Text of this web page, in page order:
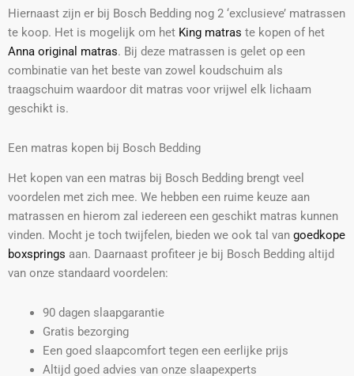
Hiernaast zijn er bij Bosch Bedding nog 2 ‘exclusieve’ matrassen
te koop. Het is mogelijk om het King matras te kopen of het
Anna original matras. Bij deze matrassen is gelet op een
combinatie van het beste van zowel koudschuim als
traagschuim waardoor dit matras voor vrijwel elk lichaam
geschikt is.
Een matras kopen bij Bosch Bedding
Het kopen van een matras bij Bosch Bedding brengt veel
voordelen met zich mee. We hebben een ruime keuze aan
matrassen en hierom zal iedereen een geschikt matras kunnen
vinden. Mocht je toch twijfelen, bieden we ook tal van goedkope
boxsprings aan. Daarnaast profiteer je bij Bosch Bedding altijd
van onze standaard voordelen:
90 dagen slaapgarantie
Gratis bezorging
Een goed slaapcomfort tegen een eerlijke prijs
Altijd goed advies van onze slaapexperts